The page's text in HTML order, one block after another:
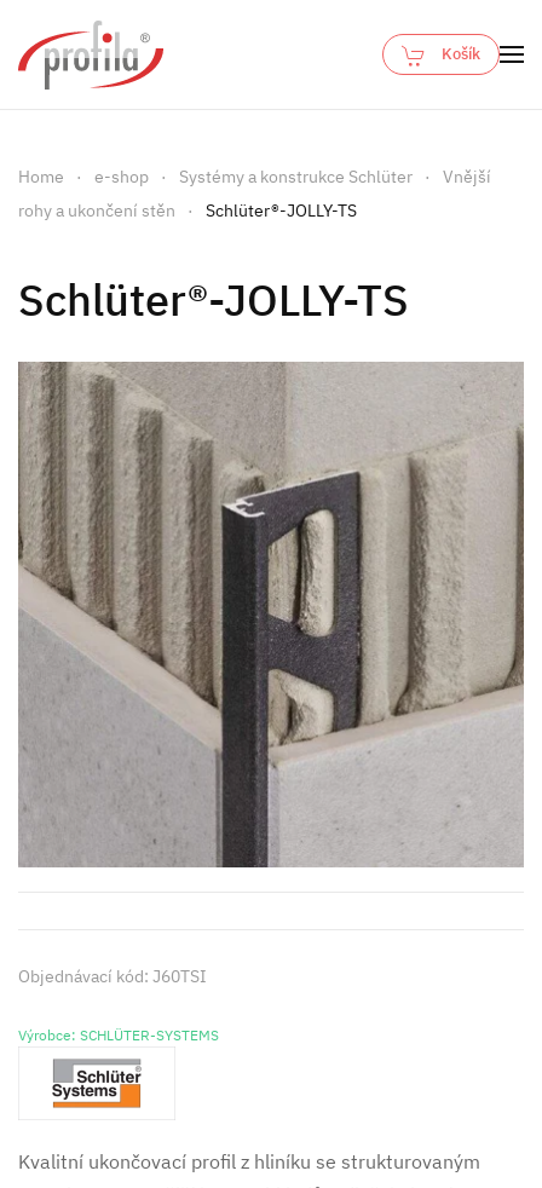
Skip to main content
Košík
Home e-shop Systémy a konstrukce Schlüter
Vnější
rohy a ukončení stěn
Schlüter®-JOLLY-TS
Schlüter®-JOLLY-TS
Objednávací kód: J60TSI
Výrobce: SCHLÜTER-SYSTEMS
Kvalitní ukončovací profil z hliníku se strukturovaným